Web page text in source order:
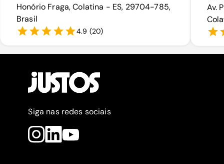
Honório Fraga, Colatina - ES, 29704-785,
Brasil
4.9 (20)
Av.
Siga nas redes sociais